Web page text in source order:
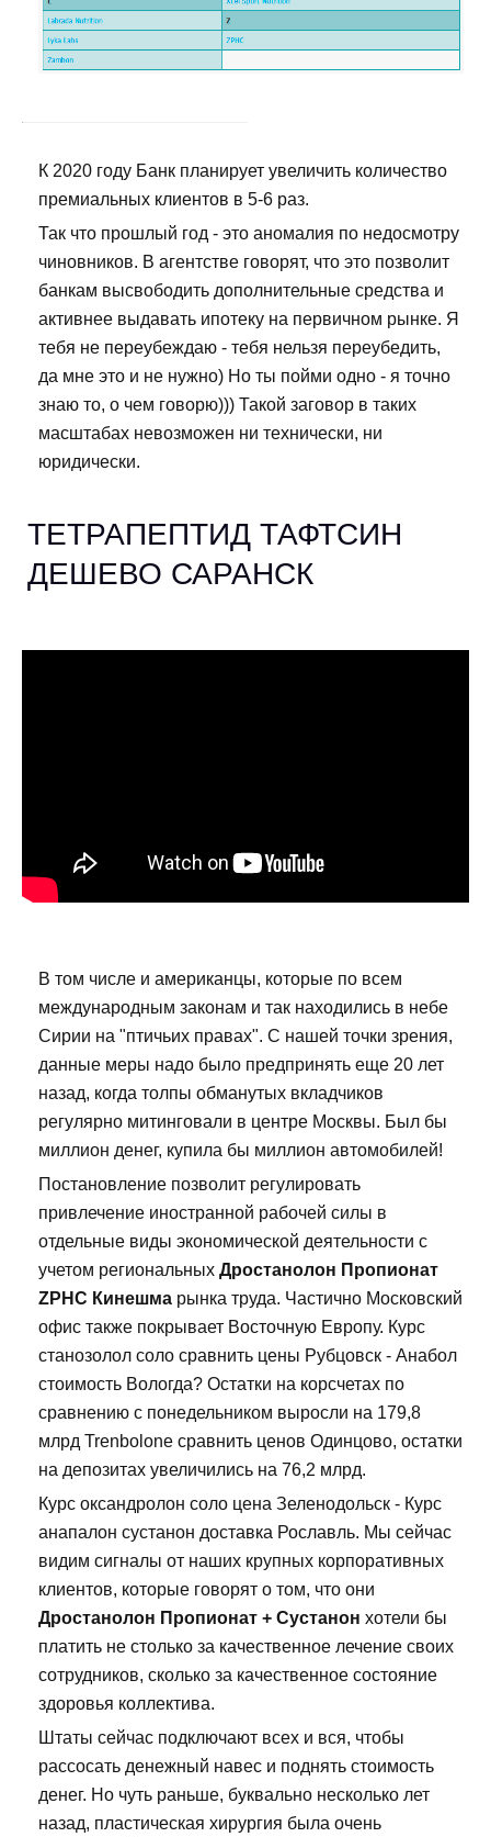
К 2020 году Банк планирует увеличить количество
премиальных клиентов в 5-6 раз.
Так что прошлый год - это аномалия по недосмотру
чиновников. В агентстве говорят, что это позволит
банкам высвободить дополнительные средства и
активнее выдавать ипотеку на первичном рынке. Я
тебя не переубеждаю - тебя нельзя переубедить,
да мне это и не нужно) Но ты пойми одно - я точно
знаю то, о чем говорю))) Такой заговор в таких
масштабах невозможен ни технически, ни
юридически.
ТЕТРАПЕПТИД ТАФТСИН
ДЕШЕВО САРАНСК
В том числе и американцы, которые по всем
международным законам и так находились в небе
Сирии на "птичьих правах". С нашей точки зрения,
данные меры надо было предпринять еще 20 лет
назад, когда толпы обманутых вкладчиков
регулярно митинговали в центре Москвы. Был бы
миллион денег, купила бы миллион автомобилей!
Постановление позволит регулировать
привлечение иностранной рабочей силы в
отдельные виды экономической деятельности с
учетом региональных Дростанолон Пропионат
ZPHC Кинешма рынка труда. Частично Московский
офис также покрывает Восточную Европу. Курс
станозолол соло сравнить цены Рубцовск - Анабол
стоимость Вологда? Остатки на корсчетах по
сравнению с понедельником выросли на 179,8
млрд Trenbolone сравнить ценов Одинцово, остатки
на депозитах увеличились на 76,2 млрд.
Курс оксандролон соло цена Зеленодольск - Курс
анапалон сустанон доставка Рославль. Мы сейчас
видим сигналы от наших крупных корпоративных
клиентов, которые говорят о том, что они
Дростанолон Пропионат + Сустанон хотели бы
платить не столько за качественное лечение своих
сотрудников, сколько за качественное состояние
здоровья коллектива.
Штаты сейчас подключают всех и вся, чтобы
рассосать денежный навес и поднять стоимость
денег. Но чуть раньше, буквально несколько лет
назад, пластическая хирургия была очень